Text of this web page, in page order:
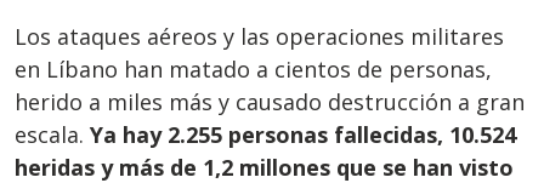
Los ataques aéreos y las operaciones militares
en Líbano han matado a cientos de personas,
herido a miles más y causado destrucción a gran
escala. Ya hay 2.255 personas fallecidas, 10.524
heridas y más de 1,2 millones que se han visto